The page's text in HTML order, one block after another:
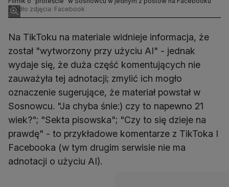
Źródło zdjęcia: Facebook
Na TikToku na materiale widnieje informacja, że
został "wytworzony przy użyciu AI" - jednak
wydaje się, że duża część komentujących nie
zauważyła tej adnotacji; zmylić ich mogło
oznaczenie sugerujące, że materiał powstał w
Sosnowcu. "Ja chyba śnie:) czy to napewno 21
wiek?"; "Sekta pisowska"; "Czy to się dzieje na
prawdę" - to przykładowe komentarze z TikToka I
Facebooka (w tym drugim serwisie nie ma
adnotacji o użyciu AI).